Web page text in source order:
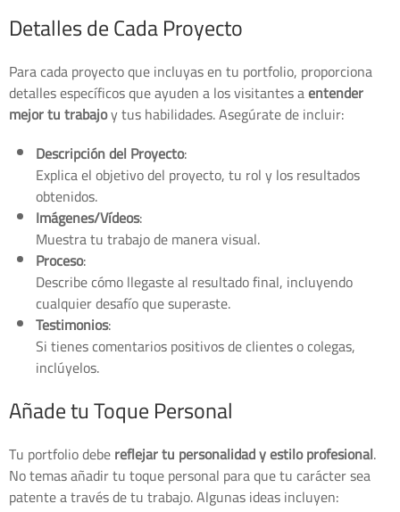
Detalles de Cada Proyecto
Para cada proyecto que incluyas en tu portfolio, proporciona
detalles específicos que ayuden a los visitantes aentender
mejor tu trabajoy tus habilidades. Asegúrate de incluir:
Descripción del Proyecto:
Explica el objetivo del proyecto, tu rol y los resultados
obtenidos.
Imágenes/Vídeos:
Muestra tu trabajo de manera visual.
Proceso:
Describe cómo llegaste al resultado final, incluyendo
cualquier desafío que superaste.
Testimonios:
Si tienes comentarios positivos de clientes o colegas,
inclúyelos.
Añade tu Toque Personal
Tu portfolio debereflejar tu personalidad y estilo profesional.
No temas añadir tu toque personal para que tu carácter sea
patente a través de tu trabajo. Algunas ideas incluyen: